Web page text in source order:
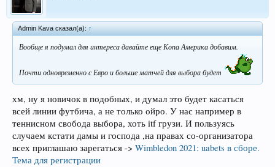
Admin Kava сказал(а): ↑
Вообще я подумал для интереса давайте еще Копа Америка добавим.
Почти одновременно с Евро и больше матчей для выбора будет
хм, ну я новичок в подобных, и думал это будет касаться
всей линии футбича, а не только ойро. У нас например в
теннисном свобода выбора, хоть itf грузи. И пользуясь
случаем кстати дамы и господа ,на правах со-организатора
всех приглашаю зарегаться -> Wimbledon 2021: uabets в сборе.
Тема для регистрации